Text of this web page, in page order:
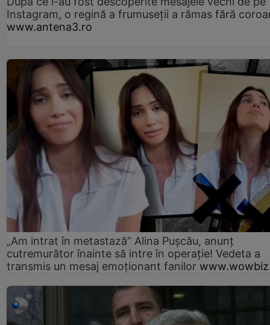
Instagram, o regină a frumuseții a rămas fără
www.antena3.ro
„Am intrat în metastază” Alina Pușcău, anunț
cutremurător înainte să intre în operație! Vedeta a
transmis un mesaj emoționant fanilor